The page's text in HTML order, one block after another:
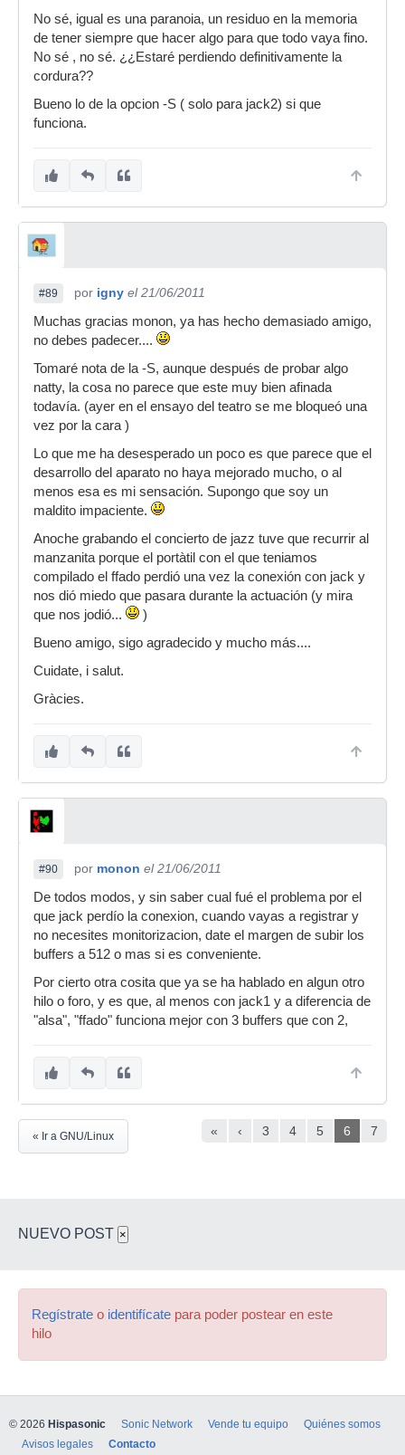
No sé, igual es una paranoia, un residuo en la memoria
de tener siempre que hacer algo para que todo vaya fino.
No sé , no sé. ¿¿Estaré perdiendo definitivamente la
cordura??
Bueno lo de la opcion -S ( solo para jack2) si que
funciona.
#89 por igny el 21/06/2011
Muchas gracias monon, ya has hecho demasiado amigo,
no debes padecer....
Tomaré nota de la -S, aunque después de probar algo
natty, la cosa no parece que este muy bien afinada
todavía. (ayer en el ensayo del teatro se me bloqueó una
vez por la cara )
Lo que me ha desesperado un poco es que parece que el
desarrollo del aparato no haya mejorado mucho, o al
menos esa es mi sensación. Supongo que soy un
maldito impaciente.
Anoche grabando el concierto de jazz tuve que recurrir al
manzanita porque el portàtil con el que teniamos
compilado el ffado perdió una vez la conexión con jack y
nos dió miedo que pasara durante la actuación (y mira
que nos jodió...
)
Bueno amigo, sigo agradecido y mucho más....
Cuidate, i salut.
Gràcies.
#90 por monon el 21/06/2011
De todos modos, y sin saber cual fué el problema por el
que jack perdío la conexion, cuando vayas a registrar y
no necesites monitorizacion, date el margen de subir los
buffers a 512 o mas si es conveniente.
Por cierto otra cosita que ya se ha hablado en algun otro
hilo o foro, y es que, al menos con jack1 y a diferencia de
"alsa", "ffado" funciona mejor con 3 buffers que con 2,
« ‹ 3 4 5 6 7
« Ir a GNU/Linux
NUEVO POST ×
Regístrate o identifícate para poder postear en este
hilo
© 2026 Hispasonic Sonic Network Vende tu equipo
Quiénes somos
Avisos legales
Contacto